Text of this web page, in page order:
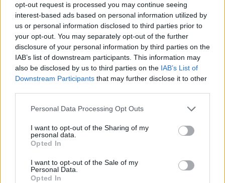
opt-out request is processed you may continue seeing
interest-based ads based on personal information utilized by
us or personal information disclosed to third parties prior to
your opt-out. You may separately opt-out of the further
disclosure of your personal information by third parties on the
IAB’s list of downstream participants. This information may
also be disclosed by us to third parties on the IAB’s List of
Downstream Participants that may further disclose it to other
Personal Data Processing Opt Outs
I want to opt-out of the Sharing of my
personal data.
Opted In
I want to opt-out of the Sale of my
Personal Data.
Opted In
Tags from the story
Emporio Armani
You may also like